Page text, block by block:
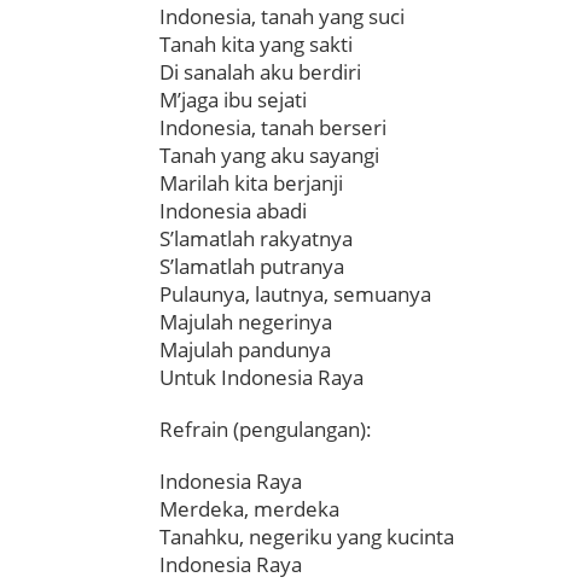
Indonesia, tanah yang suci
Tanah kita yang sakti
Di sanalah aku berdiri
M’jaga ibu sejati
Indonesia, tanah berseri
Tanah yang aku sayangi
Marilah kita berjanji
Indonesia abadi
S’lamatlah rakyatnya
S’lamatlah putranya
Pulaunya, lautnya, semuanya
Majulah negerinya
Majulah pandunya
Untuk Indonesia Raya
Refrain (pengulangan):
Indonesia Raya
Merdeka, merdeka
Tanahku, negeriku yang kucinta
Indonesia Raya